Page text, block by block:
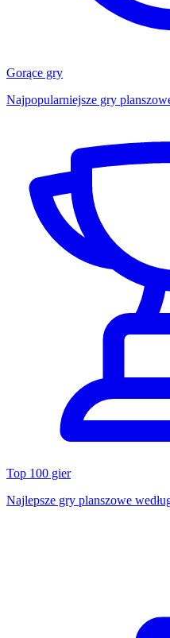
Gorące gry
Najpopularniejsze gry
Top 100 gier
Najlepsze gry planszowe